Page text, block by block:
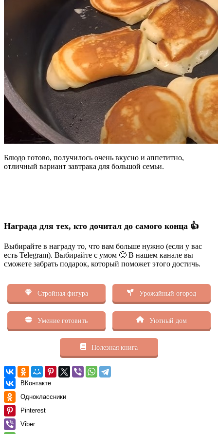
Блюдо готово, получилось очень вкусно и аппетитно,
отличный вариант завтрака для большой семьи.
Награда для тех, кто дочитал до самого конца 👍
Выбирайте в награду то, что вам больше нужно (если у вас
есть Telegram). Выбирайте с умом 🙂 В нашем канале вы
сможете забрать подарок, который поможет этого достичь.
Стройная фигура Урожайный огород
Умение готовить Уютный дом
Полезная книга
ВКонтакте
Одноклассники
Pinterest
Viber